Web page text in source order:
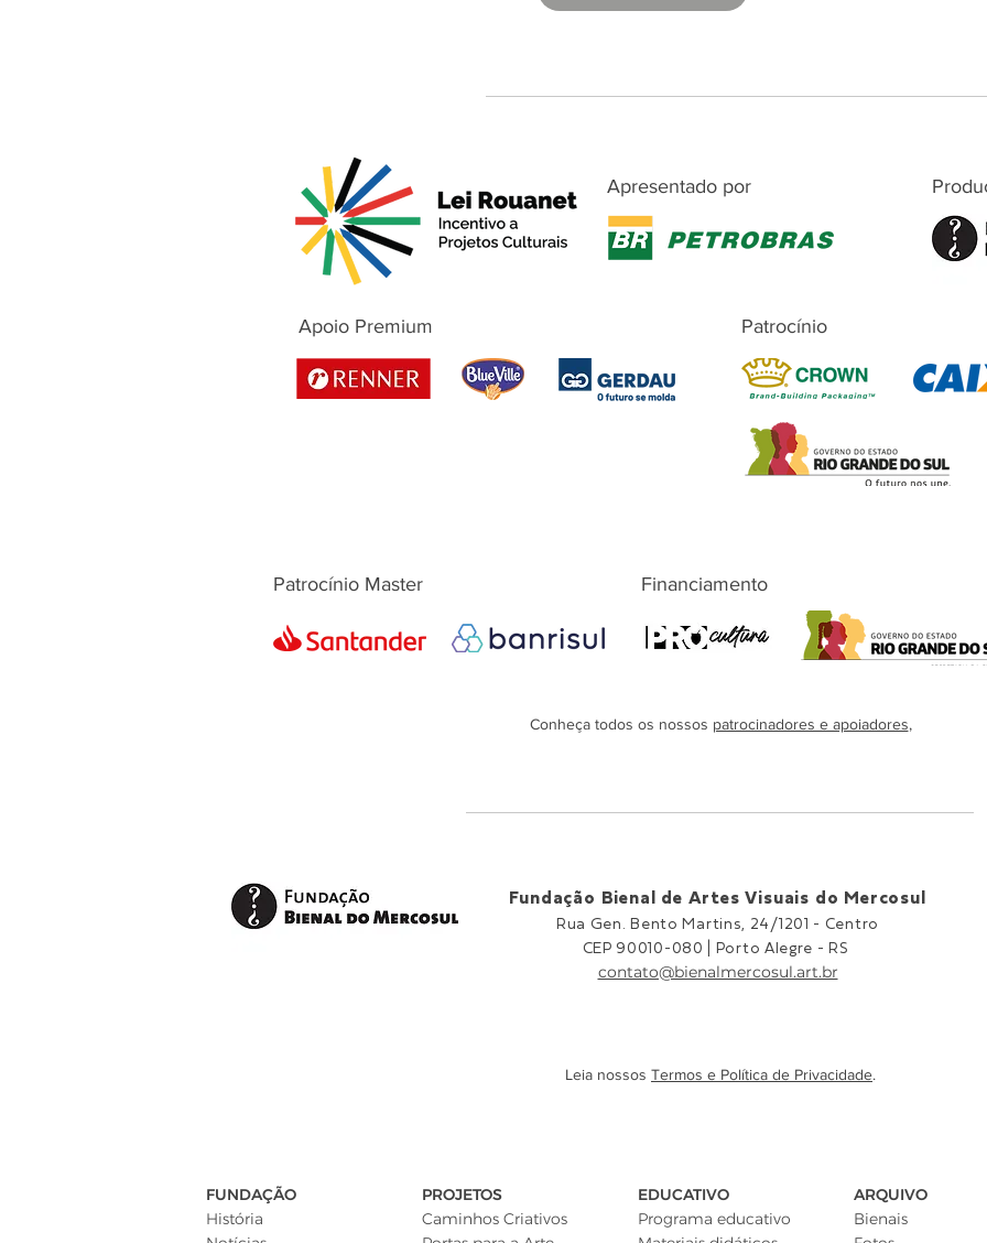
Apresentado por
Apoio Premium Patrocínio
Patrocínio Master Financiamento
Conheça todos os nossos patrocinadores e apoiadores,
Fundação Bienal de Artes Visuais do Mercosul
Rua Gen. Bento Martins, 24/1201 - Centro
CEP 90010-080 |
Porto Alegre - RS
contato@bienalmercosul.art.br
Leia nossos Termos e Política de Privacidade.
FUNDAÇÃO
História
PROJETOS
Caminhos Criativos
EDUCATIVO
Programa educativo
ARQUIVO
Bienais